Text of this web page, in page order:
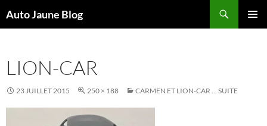
Auto Jaune Blog
LION-CAR
23 JUILLET 2015 250 × 188 CARMEN ET LION-CAR … SUITE